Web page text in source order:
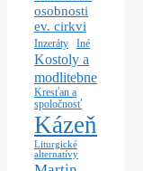
osobnosti
ev. cirkvi
Inzeráty Iné
Kostoly a
modlitebne
Kresťan a
spoločnosť
Kázeň
Liturgické
alternatívy